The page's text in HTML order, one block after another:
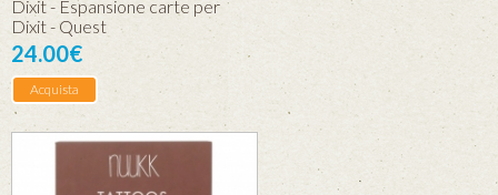
Dixit - Espansione carte per
Dixit - Quest
24.00€
Acquista